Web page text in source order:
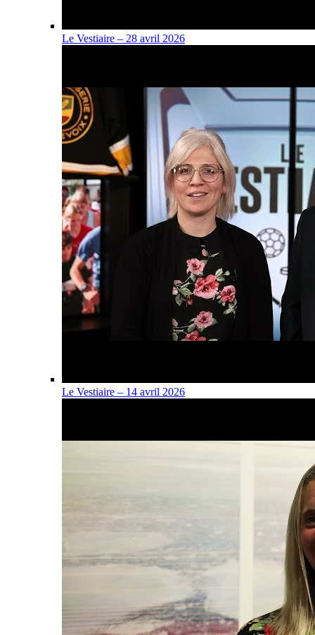
Le Vestiaire – 28 avril 2026
Le Vestiaire – 14 avril 2026